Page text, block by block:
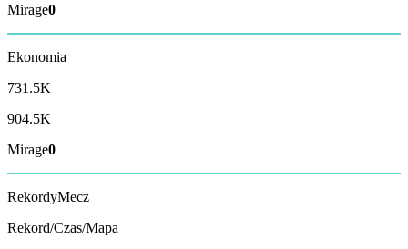
Mirage0
Ekonomia
731.5K
904.5K
Mirage0
RekordyMecz
Rekord/Czas/Mapa